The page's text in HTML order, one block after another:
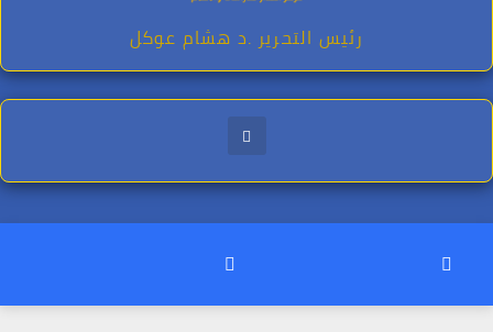
رئيس التحرير .د هشام عوكل